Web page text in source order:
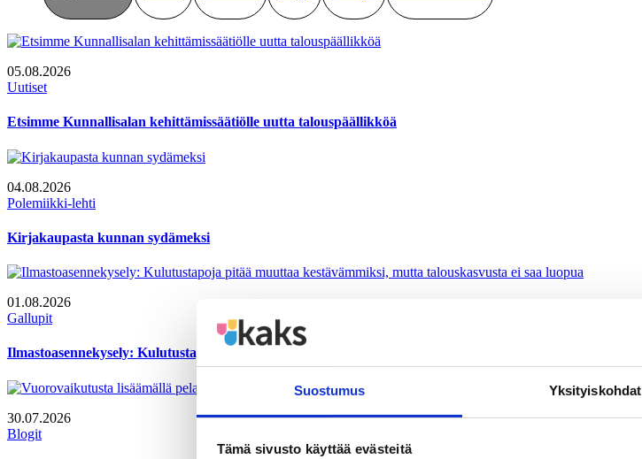
Suostumus Yksityiskohdat
Tämä sivusto käyttää evästeitä
05.08.2026
Uutiset
Etsimme Kunnallisalan kehittämissäätiölle uutta talouspäällikköä
04.08.2026
Polemiikki-lehti
Kirjakaupasta kunnan sydämeksi
01.08.2026
Gallupit
Ilmastoasennekysely: Kulutustapoja pitää muuttaa kestävämmiksi, mutta talouskasvusta ei saa luopua
30.07.2026
Blogit